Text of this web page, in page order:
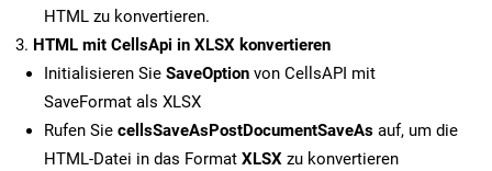
HTML zu konvertieren.
HTML mit CellsApi in XLSX konvertieren
Initialisieren Sie SaveOption von CellsAPI mit
SaveFormat als XLSX
Rufen Sie cellsSaveAsPostDocumentSaveAs auf, um die
HTML-Datei in das Format XLSX zu konvertieren